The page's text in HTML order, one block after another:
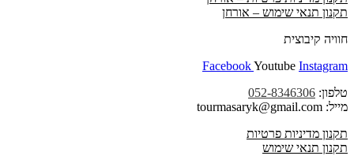
תקנון תנאי שימוש – אורחן
חוויה קיבוצית
FacebookYoutube Instagram
טלפון: 052-8346306
מייל: tourmasaryk@gmail.com
תקנון מדיניות פרטיות
תקנון תנאי שימוש